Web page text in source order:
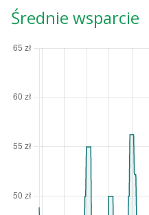
Średnie wsparcie